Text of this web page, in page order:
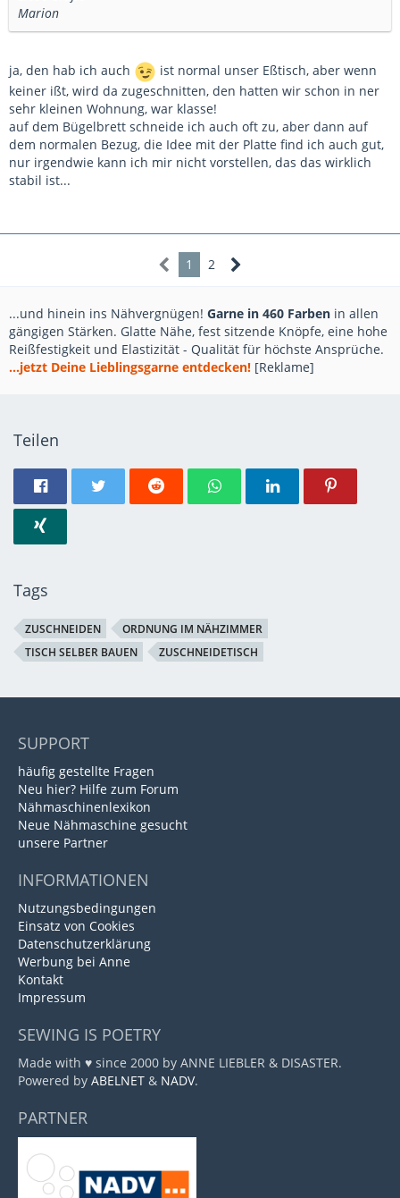
Marion
ja, den hab ich auch
ist normal unser Eßtisch, aber wenn
keiner ißt, wird da zugeschnitten, den hatten wir schon in ner
sehr kleinen Wohnung, war klasse!
auf dem Bügelbrett schneide ich auch oft zu, aber dann auf
dem normalen Bezug, die Idee mit der Platte find ich auch gut,
nur irgendwie kann ich mir nicht vorstellen, das das wirklich
stabil ist...
1 2
...und hinein ins Nähvergnügen! Garne in 460 Farben in allen
gängigen Stärken. Glatte Nähe, fest sitzende Knöpfe, eine hohe
Reißfestigkeit und Elastizität - Qualität für höchste Ansprüche.
...jetzt Deine Lieblingsgarne entdecken! [Reklame]
Teilen
Tags
ZUSCHNEIDEN
ORDNUNG IM NÄHZIMMER
TISCH SELBER BAUEN
ZUSCHNEIDETISCH
SUPPORT
häufig gestellte Fragen
Neu hier? Hilfe zum Forum
Nähmaschinenlexikon
Neue Nähmaschine gesucht
unsere Partner
INFORMATIONEN
Nutzungsbedingungen
Einsatz von Cookies
Datenschutzerklärung
Werbung bei Anne
Kontakt
Impressum
SEWING IS POETRY
Made with ♥ since 2000 by ANNE LIEBLER & DISASTER.
Powered by ABELNET & NADV.
PARTNER